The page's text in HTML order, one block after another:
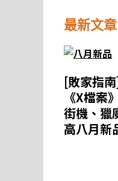
最新文章
[敗家指
《X檔案
街機、獵
高八月新